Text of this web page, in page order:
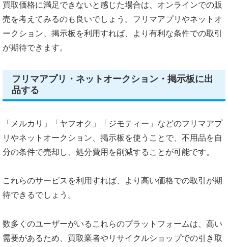
買取価格に満足できないと感じた場合は、オンラインでの販
売を考えてみるのも良いでしょう。フリマアプリやネットオ
ークション、掲示板を利用すれば、より有利な条件での取引
が期待できます。
フリマアプリ・ネットオークション・掲示板に出
品する
「メルカリ」「ヤフオク」「ジモティー」などのフリマアプ
リやネットオークション、掲示板を使うことで、不用品を自
分の条件で売却し、処分費用を削減することが可能です。
これらのサービスを利用すれば、より高い価格での取引が期
待できるでしょう。
数多くのユーザーがいるこれらのプラットフォームは、高い
需要があるため、買取業者やリサイクルショップでの引き取